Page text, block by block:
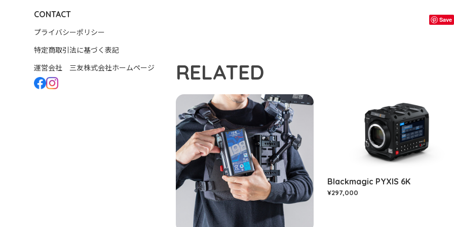
CONTACT
プライバシーポリシー
特定商取引法に基づく表記
運営会社 三友株式会社ホームページ
Save
RELATED
Blackmagic PYXIS 6K
¥297,000